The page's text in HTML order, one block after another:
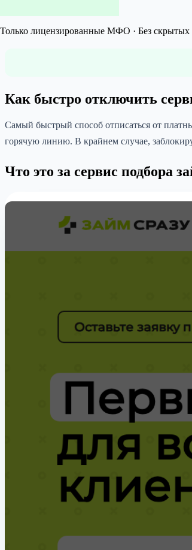
Только лицензированные МФО · Без
Как быстро отключить
Самый быстрый способ отписаться от
горячую линию. В крайнем случае,
Что это за сервис подбора